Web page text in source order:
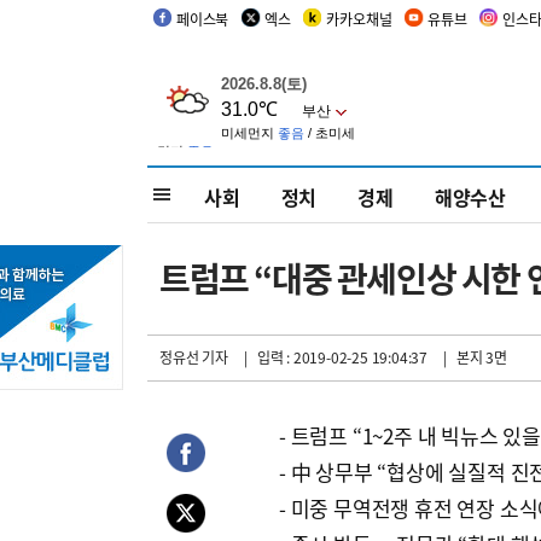
페이스북 엑스 카카오채널 유튜브 인스
사회 정치 경제 해양수산
트럼프 “대중 관세인상 시한
정유선 기자 | 입력 : 2019-02-25 19:04:37 | 본지 3면
- 트럼프 “1~2주 내 빅뉴스 있
- 中 상무부 “협상에 실질적 진
- 미중 무역전쟁 휴전 연장 소